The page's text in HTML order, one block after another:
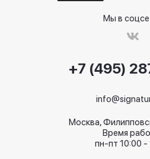
Мы в
+7 (495)
Москва,
Время
пн-пт 10:00 -